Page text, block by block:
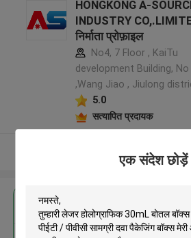
एक संदेश छोड़ें
HONGKONG A-
INDUSTRY
निर्माता प्रोफ़ाइल
No4, 7 Floor , KaiTu
development Building, No
,Wang Jiao , Jiulong
5.0
सत्यापित प्रदायक
और देखो
सबसे उत्तम प्रतिदान